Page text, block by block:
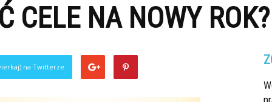
CELE NA NOWY ROK?
na Twitterze